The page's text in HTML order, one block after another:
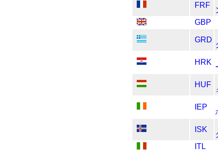
FRF
GBP
GRD
HRK
HUF
IEP
ISK
ITL